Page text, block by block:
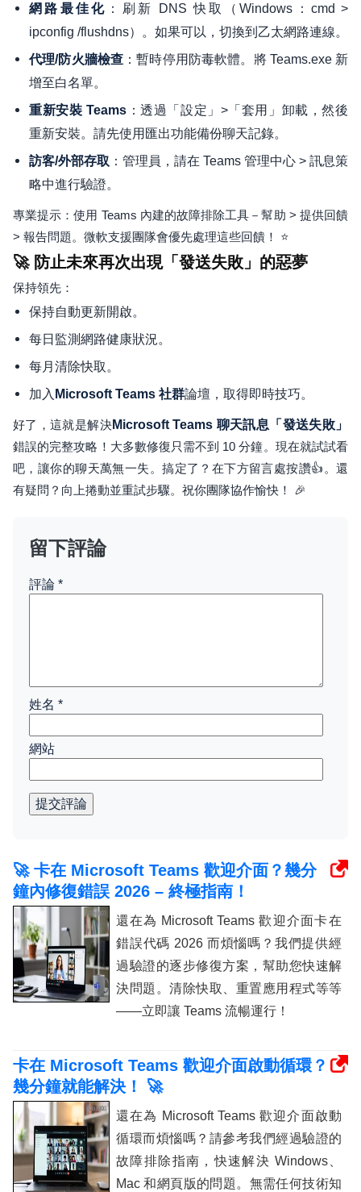
網路最佳化 ：刷新 DNS 快取（Windows：cmd >
ipconfig /flushdns）。如果可以，切換到乙太網路連線。
代理/防火牆檢查 ：暫時停用防毒軟體。將 Teams.exe 新
增至白名單。
重新安裝 Teams：透過「設定」>「套用」卸載，然後
重新安裝。請先使用匯出功能備份聊天記錄。
訪客/外部存取 ：管理員，請在 Teams 管理中心 > 訊息策
略中進行驗證。
專業提示：使用 Teams 內建的故障排除工具－幫助 > 提供回饋
> 報告問題。微軟支援團隊會優先處理這些回饋！ ⭐
🚀 防止未來再次出現「發送失敗」的惡夢
保持領先：
保持自動更新開啟。
每日監測網路健康狀況。
每月清除快取。
加入 Microsoft Teams 社群論壇，取得即時技巧。
好了，這就是解決Microsoft Teams 聊天訊息「發送失敗」
錯誤的完整攻略！大多數修復只需不到 10 分鐘。現在就試試看
吧，讓你的聊天萬無一失。搞定了？在下方留言處按讚👍。還
有疑問？向上捲動並重試步驟。祝你團隊協作愉快！ 🎉
留下評論
評論 *
姓名 *
網站
提交評論
🚀 卡在 Microsoft Teams 歡迎介面？幾分
鐘內修復錯誤 2026 – 終極指南！
還在為 Microsoft Teams 歡迎介面卡​​在
錯誤代碼 2026 而煩惱嗎？我們提供經
過驗證的逐步修復方案，幫助您快速解
決問題。清除快取、重置應用程式等等
——立即讓 Teams 流暢運行！
卡在 Microsoft Teams 歡迎介面啟動循環？
幾分鐘就能解決！ 🚀
還在為 Microsoft Teams 歡迎介面啟動
循環而煩惱嗎？請參考我們經過驗證的
故障排除指南，快速解決 Windows、
Mac 和網頁版的問題。無需任何技術知